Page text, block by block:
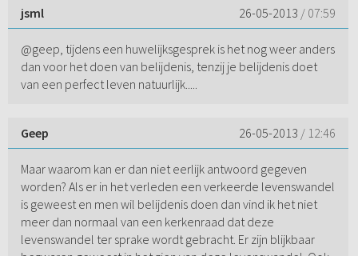
jsml 26-05-2013 / 07:59
@geep, tijdens een huwelijksgesprek is het nog weer anders
dan voor het doen van belijdenis, tenzij je belijdenis doet
van een perfect leven natuurlijk.....
Geep 26-05-2013 / 12:46
Maar waarom kan er dan niet eerlijk antwoord gegeven
worden? Als er in het verleden een verkeerde levenswandel
is geweest en men wil belijdenis doen dan vind ik het niet
meer dan normaal van een kerkenraad dat deze
levenswandel ter sprake wordt gebracht. Er zijn blijkbaar